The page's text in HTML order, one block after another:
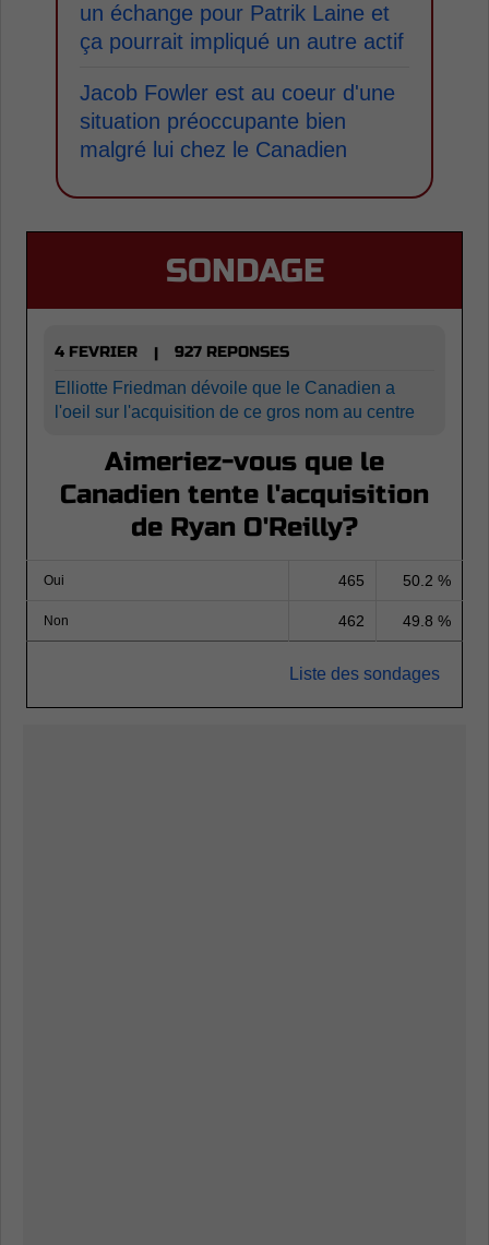
un échange pour Patrik Laine et
ça pourrait impliqué un autre actif
Jacob Fowler est au coeur d'une
situation préoccupante bien
malgré lui chez le Canadien
SONDAGE
4 FEVRIER |
927 REPONSES
Elliotte Friedman dévoile que le Canadien a
l'oeil sur l'acquisition de ce gros nom au centre
Aimeriez-vous que le
Canadien tente l'acquisition
de Ryan O'Reilly?
Oui 465 50.2 %
Non 462 49.8 %
Liste des sondages